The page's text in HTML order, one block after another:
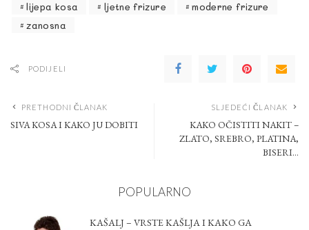
lijepa kosa
ljetne frizure
moderne frizure
zanosna
PODIJELI
PRETHODNI ČLANAK
SIVA KOSA I KAKO JU DOBITI
SLJEDEĆI ČLANAK
KAKO OČISTITI NAKIT –
ZLATO, SREBRO, PLATINA,
BISERI…
POPULARNO
KAŠALJ – VRSTE KAŠLJA I KAKO GA